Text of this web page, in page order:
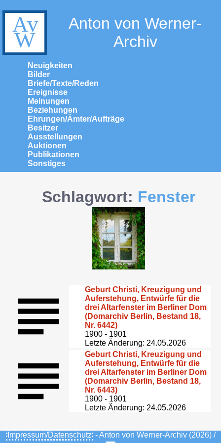
Anton von Werner-
Archiv
Neuigkeiten
Bilder
Briefe/Texte/Reden
Ereignisse
Meinungen
Beziehungen
Ehrungen/Ämter/Aufträge
Besitzer
Ausstellungen
Auktionen
Publikationen
Sonstiges
Schlagwort: Fenster
Geburt Christi, Kreuzigung und
Auferstehung, Entwürfe für die
drei Altarfenster im Berliner Dom
(Domarchiv Berlin, Bestand 18,
Nr. 6442)
1900 - 1901
Letzte Änderung: 24.05.2026
Geburt Christi, Kreuzigung und
Auferstehung, Entwürfe für die
drei Altarfenster im Berliner Dom
(Domarchiv Berlin, Bestand 18,
Nr. 6443)
1900 - 1901
Letzte Änderung: 24.05.2026
Impressum/Datenschutz - Anton von Werner-Archiv (2026) /